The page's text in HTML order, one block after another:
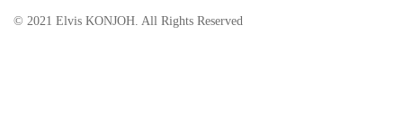
© 2021 Elvis KONJOH. All Rights Reserved